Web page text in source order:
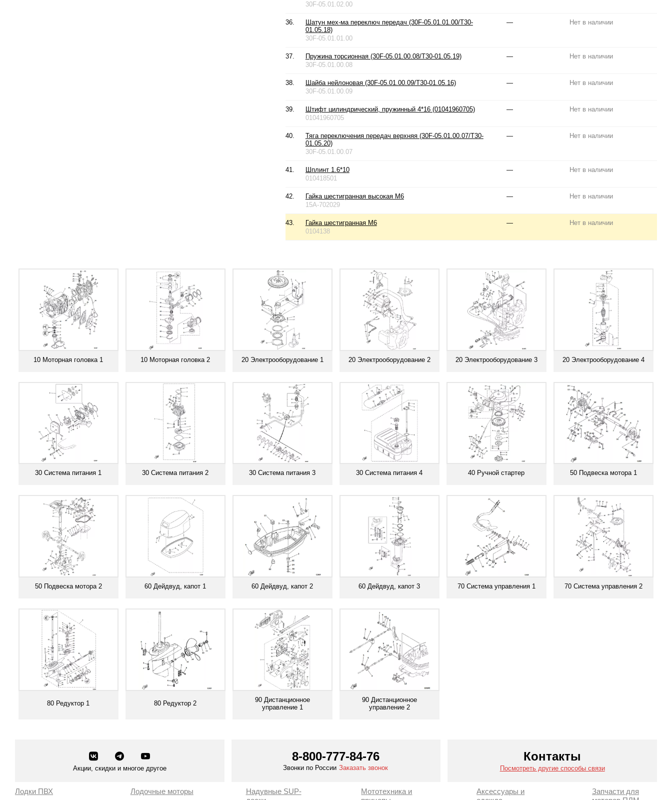
30F-05.01.02.00
36.
Шатун мех-ма переключ передач (30F-05.01.01.00/T30-
01.05.18)
30F-05.01.01.00
— Нет в наличии
37.
Пружина торсионная (30F-05.01.00.08/T30-01.05.19)
30F-05.01.00.08
— Нет в наличии
38.
Шайба нейлоновая (30F-05.01.00.09/T30-01.05.16)
30F-05.01.00.09
— Нет в наличии
39.
Штифт цилиндрический, пружинный 4*16 (01041960705)
01041960705
— Нет в наличии
40.
Тяга переключения передач верхняя (30F-05.01.00.07/T30-
01.05.20)
30F-05.01.00.07
— Нет в наличии
41.
Шплинт 1.6*10
010418501
— Нет в наличии
42.
Гайка шестигранная высокая М6
15A-702029
— Нет в наличии
43.
Гайка шестигранная М6
0104138
— Нет в наличии
10 Моторная головка 1 10 Моторная головка 2 20 Электрооборудование 1 20 Электрооборудование 2 20 Электрооборудование 3 20 Электрооборудование 4
30 Система питания 1 30 Система питания 2 30 Система питания 3 30 Система питания 4 40 Ручной стартер 50 Подвеска мотора 1
50 Подвеска мотора 2 60 Дейдвуд, капот 1 60 Дейдвуд, капот 2 60 Дейдвуд, капот 3 70 Система управления 1 70 Система управления 2
80 Редуктор 1 80 Редуктор 2
90 Дистанционное
управление 1
90 Дистанционное
управление 2
Акции, скидки и многое другое
8-800-777-84-76
Звонки по России Заказать звонок
Контакты
Посмотреть другие способы связи
Лодки ПВХ Лодочные моторы
Надувные SUP-
Мототехника и
Аксессуары и
Запчасти для